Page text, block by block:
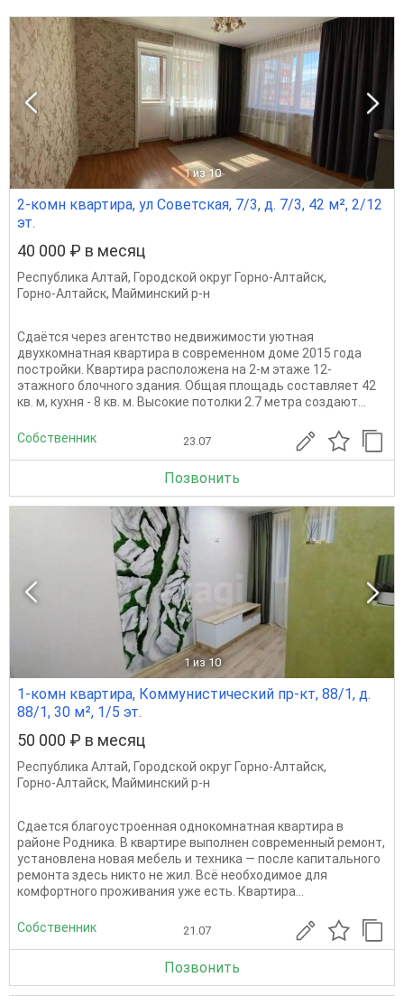
1 из 10
2-комн квартира, ул Советская, 7/3, д. 7/3, 42 м², 2/12
эт.
40 000 ₽ в месяц
Республика Алтай, Городской округ Горно-Алтайск,
Горно-Алтайск, Майминский р-н
Сдаётся через агентство недвижимости уютная
двухкомнатная квартира в современном доме 2015 года
постройки. Квартира расположена на 2-м этаже 12-
этажного блочного здания. Общая площадь составляет 42
кв. м, кухня - 8 кв. м. Высокие потолки 2.7 метра создают...
Собственник 23.07
Позвонить
1 из 10
1-комн квартира, Коммунистический пр-кт, 88/1, д.
88/1, 30 м², 1/5 эт.
50 000 ₽ в месяц
Республика Алтай, Городской округ Горно-Алтайск,
Горно-Алтайск, Майминский р-н
Сдается благоустроенная однокомнатная квартира в
районе Родника. В квартире выполнен современный ремонт,
установлена новая мебель и техника — после капитального
ремонта здесь никто не жил. Всё необходимое для
комфортного проживания уже есть. Квартира...
Собственник 21.07
Позвонить